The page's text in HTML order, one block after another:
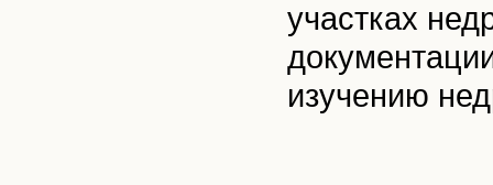
участках
изучению